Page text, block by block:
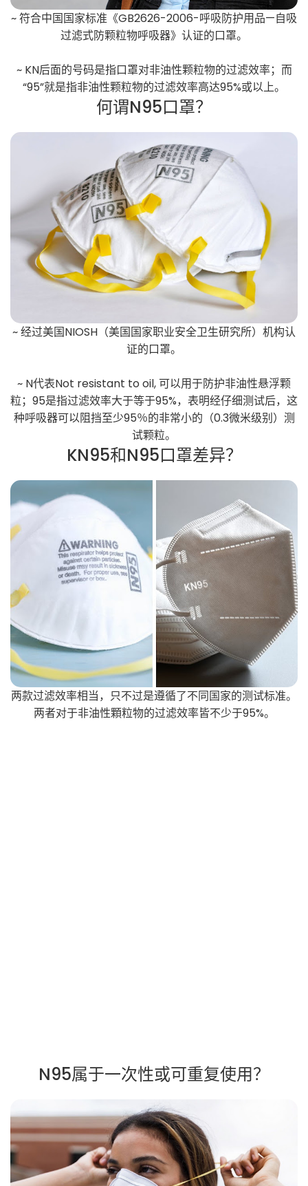
~ 符合中国国家标准《GB2626-2006-呼吸防护用品—自吸
过滤式防颗粒物呼吸器》认证的口罩。
~ KN后面的号码是指口罩对非油性颗粒物的过滤效率；而
“95”就是指非油性颗粒物的过滤效率高达95%或以上。
何谓N95口罩？
~ 经过美国NIOSH（美国国家职业安全卫生研究所）机构认
证的口罩。
~ N代表Not resistant to oil, 可以用于防护非油性悬浮颗
粒；95是指过滤效率大于等于95%，表明经仔细测试后，这
种呼吸器可以阻挡至少95％的非常小的（0.3微米级别）测
试颗粒。
KN95和N95口罩差异？
两款过滤效率相当，只不过是遵循了不同国家的测试标准。
两者对于非油性顆粒物的过滤效率皆不少于95%。
N95属于一次性或可重复使用？